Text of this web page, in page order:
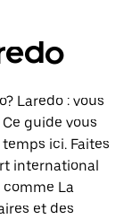
Laredo : vous
guide vous
ici. Faites
international
comme La
et des